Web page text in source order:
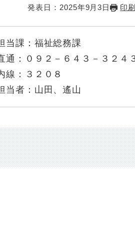
発表日： 2025年9月3日 印刷
当課： 福祉総務課
通：
０９２－６４３－３２４
線：
３２０８
当者： 山田、遙山